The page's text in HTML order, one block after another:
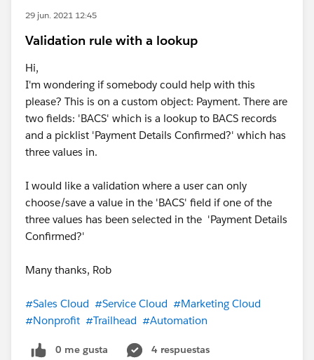
29 jun. 2021 12:45
Validation rule with a lookup
Hi,
I'm wondering if somebody could help with this
please? This is on a custom object: Payment. There are
two fields: 'BACS' which is a lookup to BACS records
and a picklist 'Payment Details Confirmed?' which has
three values in.
I would like a validation where a user can only
choose/save a value in the 'BACS' field if one of the
three values has been selected in the 'Payment Details
Confirmed?'
Many thanks, Rob
#Sales Cloud #Service Cloud #Marketing Cloud
#Nonprofit #Trailhead #Automation
0 me gusta
4 respuestas